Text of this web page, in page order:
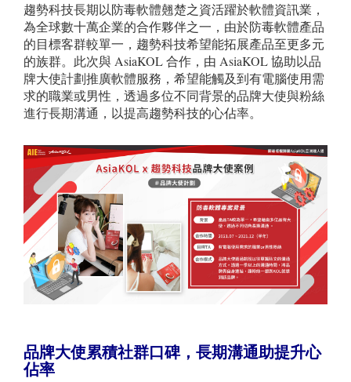
趨勢科技長期以防毒軟體翹楚之資活躍於軟體資訊業，
為全球數十萬企業的合作夥伴之一，由於防毒軟體產品
的目標客群較單一，趨勢科技希望能拓展產品至更多元
的族群。此次與 AsiaKOL 合作，由 AsiaKOL 協助以品
牌大使計劃推廣軟體服務，希望能觸及到有電腦使用需
求的職業或男性，透過多位不同背景的品牌大使與粉絲
進行長期溝通，以提高趨勢科技的心佔率。
品牌大使累積社群口碑，長期溝通助提升心
佔率